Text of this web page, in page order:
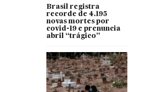
Brasil registra
recorde de 4.195
novas mortes por
covid-19 e prenuncia
abril “trágico”